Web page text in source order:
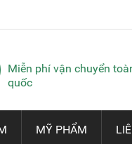
Miễn phí vận chuyển
quốc
MỸ PHẨM